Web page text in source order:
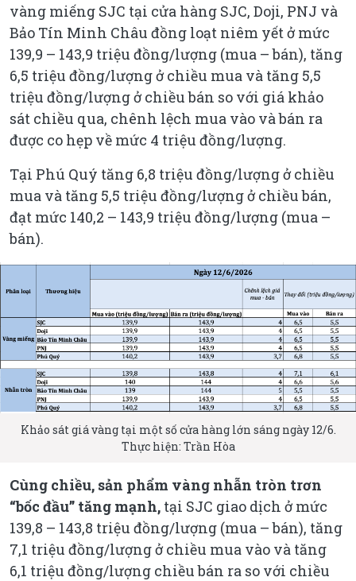
vàng miếng SJC tại cửa hàng SJC, Doji, PNJ và
Bảo Tín Minh Châu đồng loạt niêm yết ở mức
139,9 – 143,9 triệu đồng/lượng (mua – bán), tăng
6,5 triệu đồng/lượng ở chiều mua và tăng 5,5
triệu đồng/lượng ở chiều bán so với giá khảo
sát chiều qua, chênh lệch mua vào và bán ra
được co hẹp về mức 4 triệu đồng/lượng.
Tại Phú Quý tăng 6,8 triệu đồng/lượng ở chiều
mua và tăng 5,5 triệu đồng/lượng ở chiều bán,
đạt mức 140,2 – 143,9 triệu đồng/lượng (mua –
bán).
Khảo sát giá vàng tại một số cửa hàng lớn sáng ngày 12/6.
Thực hiện: Trần Hòa
Cùng chiều, sản phẩm vàng nhẫn tròn trơn
“bốc đầu” tăng mạnh, tại SJC giao dịch ở mức
139,8 – 143,8 triệu đồng/lượng (mua – bán), tăng
7,1 triệu đồng/lượng ở chiều mua vào và tăng
6,1 triệu đồng/lượng chiều bán ra so với chiều